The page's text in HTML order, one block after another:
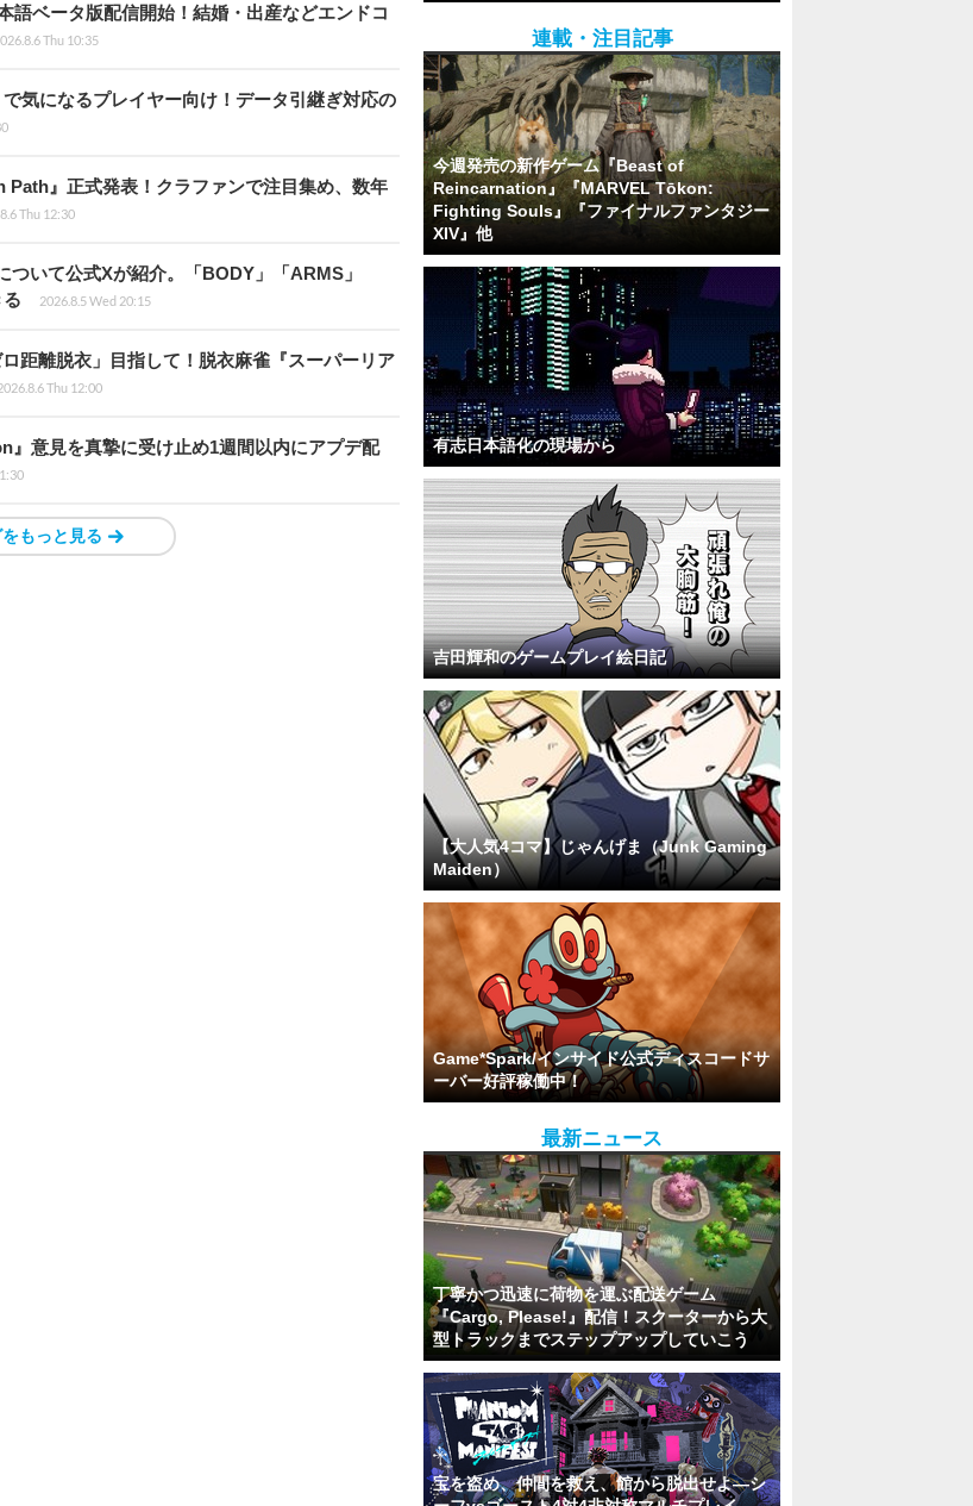
ベータ版配信開始！結婚・出産などエンドコ
Thu 10:35
気になるプレイヤー向け！データ引継ぎ対応の
Path』正式発表！クラファンで注目集め、数年
Thu 12:30
ついて公式Xが紹介。「BODY」「ARMS」
2026.8.5 Wed 20:15
距離脱衣」目指して！脱衣麻雀『スーパーリア
Thu 12:00
意見を真摯に受け止め1週間以内にアプデ配
もっと見る
連載・注目記事
今週発売の新作ゲーム『Beast of
Reincarnation』『MARVEL Tōkon:
Fighting Souls』『ファイナルファンタジー
XIV』他
有志日本語化の現場から
吉田輝和のゲームプレイ絵日記
【大人気4コマ】じゃんげま（Junk Gaming
Maiden）
Game*Spark/インサイド公式ディスコードサ
ーバー好評稼働中！
最新ニュース
丁寧かつ迅速に荷物を運ぶ配送ゲーム
『Cargo, Please!』配信！スクーターから大
型トラックまでステップアップしていこう
宝を盗め、仲間を救え、館から脱出せよ―シ